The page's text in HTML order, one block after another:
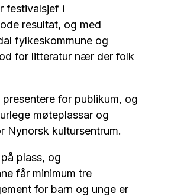
festivalsjef i
resultat, og med
fylkeskommune og
for litteratur nær der folk
for publikum, og
møteplassar og
Nynorsk kultursentrum.
plass, og
får minimum tre
for barn og unge er